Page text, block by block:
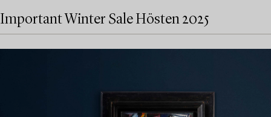
Important Winter Sale Hösten 2025